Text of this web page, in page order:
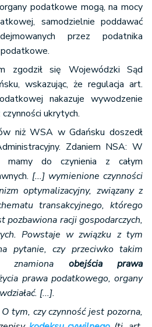
podatkowe mogą, na mocy
samodzielnie poddawać
przez podatnika
zgodził się Wojewódzki Sąd
wskazując, że regulacja art.
nakazuje wywodzenie
ukrytych.
niż WSA w Gdańsku doszedł
Zdaniem NSA: W
mamy do czynienia z całym
[...] wymienione czynności
optymalizacyjny, związany z
transakcyjnego, którego
pozbawiona racji gospodarczych,
Powstaje w związku z tym
pytanie, czy przeciwko takim
znamiona obejścia prawa
prawa podatkowego, organy
[...].
tym, czy czynność jest pozorna,